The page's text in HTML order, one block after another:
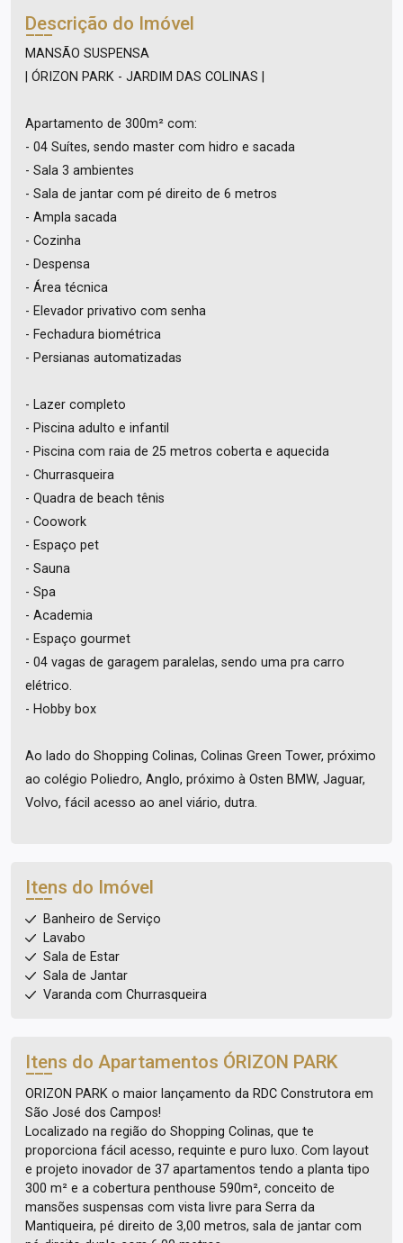
Descrição do Imóvel
MANSÃO SUSPENSA
| ÓRIZON PARK - JARDIM DAS COLINAS |
Apartamento de 300m² com:
- 04 Suítes, sendo master com hidro e sacada
- Sala 3 ambientes
- Sala de jantar com pé direito de 6 metros
- Ampla sacada
- Cozinha
- Despensa
- Área técnica
- Elevador privativo com senha
- Fechadura biométrica
- Persianas automatizadas
- Lazer completo
- Piscina adulto e infantil
- Piscina com raia de 25 metros coberta e aquecida
- Churrasqueira
- Quadra de beach tênis
- Coowork
- Espaço pet
- Sauna
- Spa
- Academia
- Espaço gourmet
- 04 vagas de garagem paralelas, sendo uma pra carro
elétrico.
- Hobby box
Ao lado do Shopping Colinas, Colinas Green Tower, próximo
ao colégio Poliedro, Anglo, próximo à Osten BMW, Jaguar,
Volvo, fácil acesso ao anel viário, dutra.
Itens do Imóvel
Banheiro de Serviço
Lavabo
Sala de Estar
Sala de Jantar
Varanda com Churrasqueira
Itens do Apartamentos ÓRIZON PARK
ORIZON PARK o maior lançamento da RDC Construtora em
São José dos Campos!
Localizado na região do Shopping Colinas, que te
proporciona fácil acesso, requinte e puro luxo. Com layout
e projeto inovador de 37 apartamentos tendo a planta tipo
300 m² e a cobertura penthouse 590m², conceito de
mansões suspensas com vista livre para Serra da
Mantiqueira, pé direito de 3,00 metros, sala de jantar com